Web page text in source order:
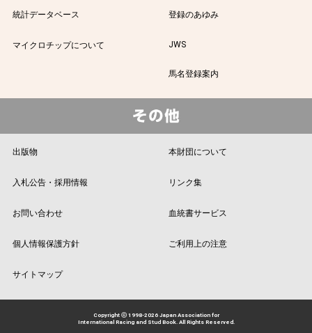
統計データベース 登録のあゆみ
マイクロチップについて JWS
馬名登録案内
出版物 本財団について
入札公告・採用情報 リンク集
お問い合わせ 血統書サービス
個人情報保護方針 ご利用上の注意
サイトマップ
Copyright ⓒ 1998-2026 Japan Association for
International Racing and Stud Book. All Rights Reserved.